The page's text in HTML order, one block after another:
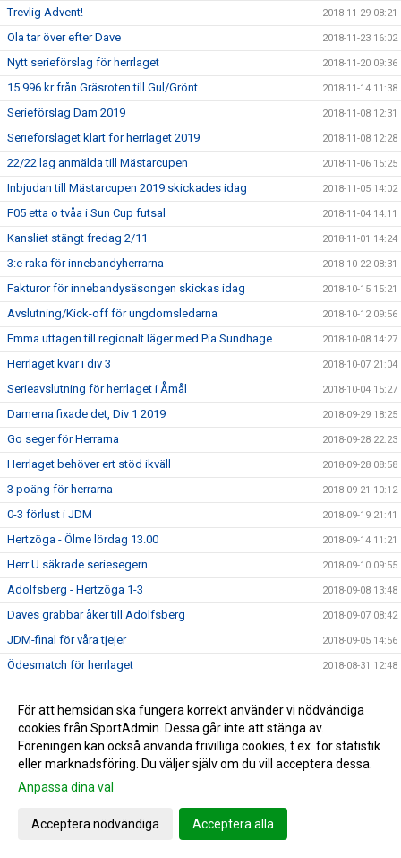
Trevlig Advent! 2018-11-29 08:21
Ola tar över efter Dave 2018-11-23 16:02
Nytt serieförslag för herrlaget 2018-11-20 09:36
15 996 kr från Gräsroten till Gul/Grönt 2018-11-14 11:38
Serieförslag Dam 2019 2018-11-08 12:31
Serieförslaget klart för herrlaget 2019 2018-11-08 12:28
22/22 lag anmälda till Mästarcupen 2018-11-06 15:25
Inbjudan till Mästarcupen 2019 skickades idag 2018-11-05 14:02
F05 etta o tvåa i Sun Cup futsal 2018-11-04 14:11
Kansliet stängt fredag 2/11 2018-11-01 14:24
3:e raka för innebandyherrarna 2018-10-22 08:31
Fakturor för innebandysäsongen skickas idag 2018-10-15 15:21
Avslutning/Kick-off för ungdomsledarna 2018-10-12 09:56
Emma uttagen till regionalt läger med Pia Sundhage 2018-10-08 14:27
Herrlaget kvar i div 3 2018-10-07 21:04
Serieavslutning för herrlaget i Åmål 2018-10-04 15:27
Damerna fixade det, Div 1 2019 2018-09-29 18:25
Go seger för Herrarna 2018-09-28 22:23
Herrlaget behöver ert stöd ikväll 2018-09-28 08:58
3 poäng för herrarna 2018-09-21 10:12
0-3 förlust i JDM 2018-09-19 21:41
Hertzöga - Ölme lördag 13.00 2018-09-14 11:21
Herr U säkrade seriesegern 2018-09-10 09:55
Adolfsberg - Hertzöga 1-3 2018-09-08 13:48
Daves grabbar åker till Adolfsberg 2018-09-07 08:42
JDM-final för våra tjejer 2018-09-05 14:56
Ödesmatch för herrlaget 2018-08-31 12:48
Utlottade priser från Målkronan 2018-08-20 08:33
Tung förlust för herrlaget mot FF 2018-08-18 15:00
Hertzögakronan Lördag 18/8 2018-08-13 09:19
Seger 2-1 mot Bosna 92
Mv utbildning flyttad
För att hemsidan ska fungera korrekt använder vi nödvändiga
cookies från SportAdmin. Dessa går inte att stänga av.
Föreningen kan också använda frivilliga cookies, t.ex. för statistik
eller marknadsföring. Du väljer själv om du vill acceptera dessa.
Anpassa dina val
Acceptera nödvändiga Acceptera alla